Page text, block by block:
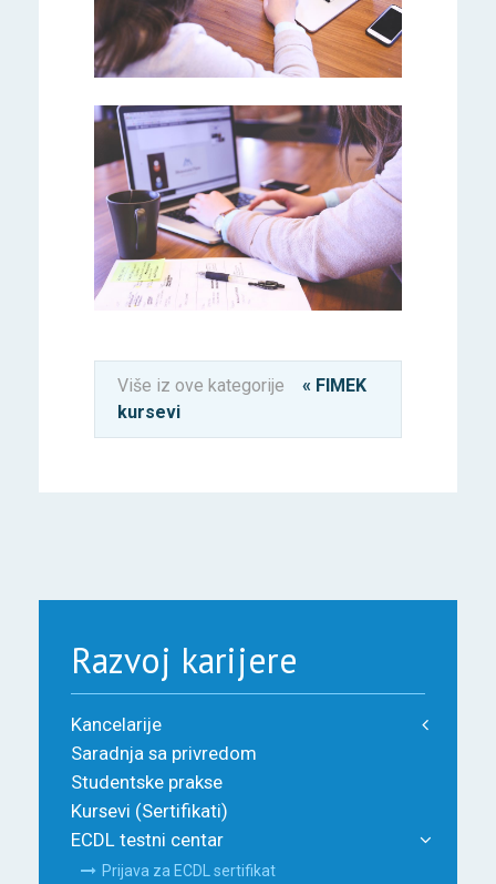
PRIJAVI SE ODMAH
PRIJAVI SE ODMAH
Više iz ove kategorije
« FIMEK
kursevi
Razvoj karijere
Kancelarije
Saradnja sa privredom
Studentske prakse
Kursevi (Sertifikati)
ECDL testni centar
Prijava za ECDL sertifikat